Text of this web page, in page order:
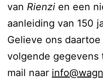
van Rienzi en een
aanleiding van 150
Gelieve ons daartoe
volgende
mail naar